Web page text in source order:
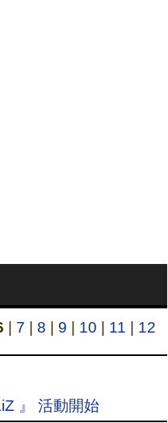
7 |8 9 10 11 12
』 活動開始